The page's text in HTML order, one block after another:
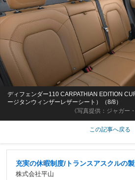
《写真提供：ジャガー
ディフェンダー110 CARPATHIAN EDITION
ージタンウィンザーレザーシート）（8/8）
この記事へ戻る
充実の休暇制度/トランスアスクルの
株式会社平山